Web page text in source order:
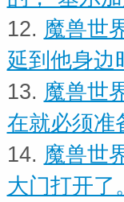
12. 魔兽世
延到他身边
13. 魔兽世
在就必须准
14. 魔兽世
大门打开了